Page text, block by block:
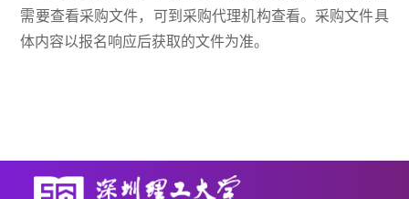
需要查看采购文件，可到采购代理机构查看。采购文件具
体内容以报名响应后获取的文件为准。